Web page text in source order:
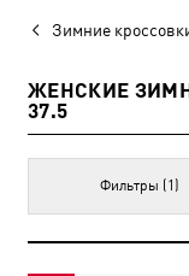
Зимние
ЖЕНСКИЕ
37.5
Фильтры (1)